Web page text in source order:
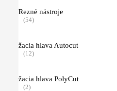
Rezné nástroje
(54)
žacia hlava Autocut
(12)
žacia hlava PolyCut
(2)